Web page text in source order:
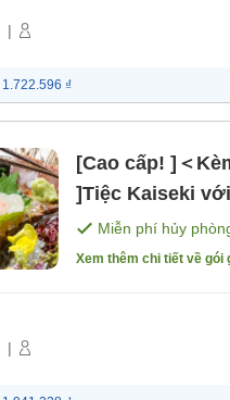
|
1.722.596 ₫
[Cao cấp! ]＜
]Tiệc Kaiseki
Kantou [Không
Miễn phí hủy
Xem thêm chi tiết về gói
|